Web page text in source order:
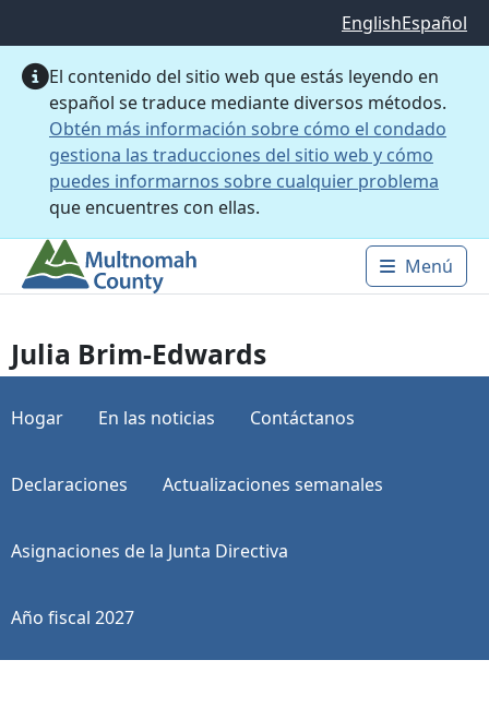
EnglishEspañol
El contenido del sitio web que estás leyendo en
español se traduce mediante diversos métodos.
Obtén más información sobre cómo el condado
gestiona las traducciones del sitio web y cómo
puedes informarnos sobre cualquier problema
que encuentres con ellas.
Main
Menú
Julia Brim-Edwards
Hogar En las noticias Contáctanos
Declaraciones Actualizaciones semanales
Asignaciones de la Junta Directiva
Año fiscal 2027